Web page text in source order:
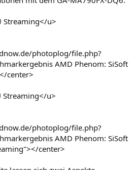
Streaming</u>
photoplog/file.php?
AMD Phenom: SiSoft
center>
Streaming</u>
photoplog/file.php?
AMD Phenom: SiSoft
center>